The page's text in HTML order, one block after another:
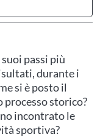
passi più
durante i
si è posto il
storico?
incontrato le
sportiva?